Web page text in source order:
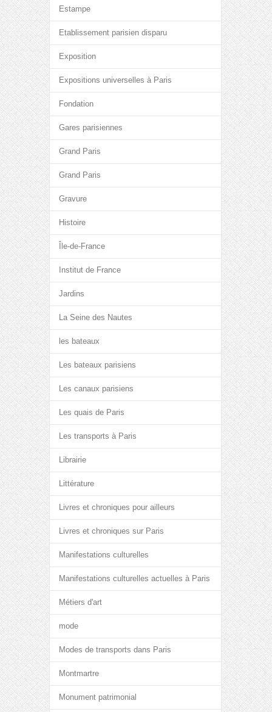
Estampe
Etablissement parisien disparu
Exposition
Expositions universelles à Paris
Fondation
Gares parisiennes
Grand Paris
Grand Paris
Gravure
Histoire
Île-de-France
Institut de France
Jardins
La Seine des Nautes
les bateaux
Les bateaux parisiens
Les canaux parisiens
Les quais de Paris
Les transports à Paris
Librairie
Littérature
Livres et chroniques pour ailleurs
Livres et chroniques sur Paris
Manifestations culturelles
Manifestations culturelles actuelles à Paris
Métiers d'art
mode
Modes de transports dans Paris
Montmartre
Monument patrimonial